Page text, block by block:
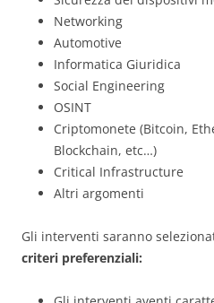
Networking
Automotive
Informatica Giuridica
Social Engineering
OSINT
Criptomonete (Bitcoin,
Blockchain, etc…)
Critical Infrastructure
Altri argomenti
Gli interventi saranno
criteri preferenziali: